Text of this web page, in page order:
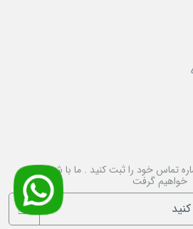
تماس خود را ثبت کنید . ما با شما تماس
خواهیم گرفت